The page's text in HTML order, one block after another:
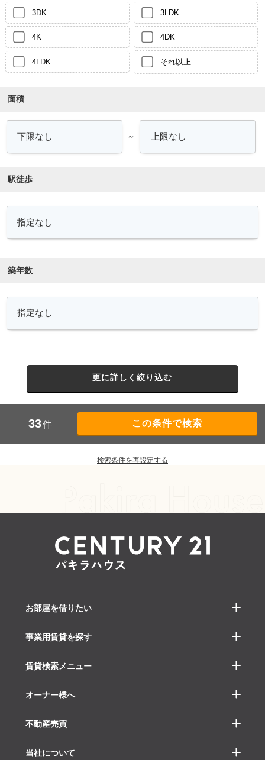
3DK 3LDK
4K 4DK
4LDK それ以上
面積
～
駅徒歩
築年数
更に詳しく絞り込む
33件
検索条件を再設定する
お部屋を借りたい
事業用賃貸を探す
賃貸検索メニュー
オーナー様へ
不動産売買
当社について